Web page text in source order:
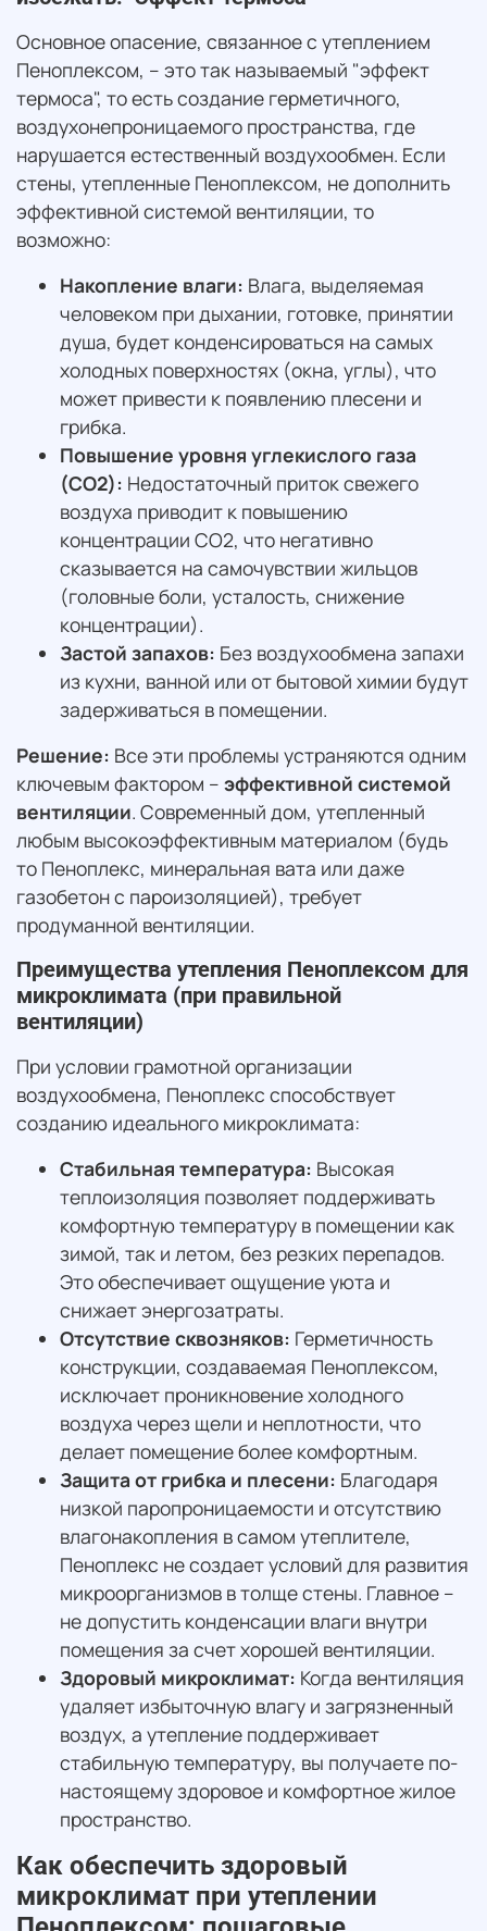
Основное опасение, связанное с утеплением
Пеноплексом, – это так называемый "эффект
термоса", то есть создание герметичного,
воздухонепроницаемого пространства, где
нарушается естественный воздухообмен. Если
стены, утепленные Пеноплексом, не дополнить
эффективной системой вентиляции, то
возможно:
Накопление влаги: Влага, выделяемая
человеком при дыхании, готовке, принятии
душа, будет конденсироваться на самых
холодных поверхностях (окна, углы), что
может привести к появлению плесени и
грибка.
Повышение уровня углекислого газа
(CO2): Недостаточный приток свежего
воздуха приводит к повышению
концентрации CO2, что негативно
сказывается на самочувствии жильцов
(головные боли, усталость, снижение
концентрации).
Застой запахов: Без воздухообмена запахи
из кухни, ванной или от бытовой химии будут
задерживаться в помещении.
Решение: Все эти проблемы устраняются одним
ключевым фактором – эффективной системой
вентиляции. Современный дом, утепленный
любым высокоэффективным материалом (будь
то Пеноплекс, минеральная вата или даже
газобетон с пароизоляцией), требует
продуманной вентиляции.
Преимущества утепления Пеноплексом для
микроклимата (при правильной
вентиляции)
При условии грамотной организации
воздухообмена, Пеноплекс способствует
созданию идеального микроклимата:
Стабильная температура: Высокая
теплоизоляция позволяет поддерживать
комфортную температуру в помещении как
зимой, так и летом, без резких перепадов.
Это обеспечивает ощущение уюта и
снижает энергозатраты.
Отсутствие сквозняков: Герметичность
конструкции, создаваемая Пеноплексом,
исключает проникновение холодного
воздуха через щели и неплотности, что
делает помещение более комфортным.
Защита от грибка и плесени: Благодаря
низкой паропроницаемости и отсутствию
влагонакопления в самом утеплителе,
Пеноплекс не создает условий для развития
микроорганизмов в толще стены. Главное –
не допустить конденсации влаги внутри
помещения за счет хорошей вентиляции.
Здоровый микроклимат: Когда вентиляция
удаляет избыточную влагу и загрязненный
воздух, а утепление поддерживает
стабильную температуру, вы получаете по-
настоящему здоровое и комфортное жилое
пространство.
Как обеспечить здоровый
микроклимат при утеплении